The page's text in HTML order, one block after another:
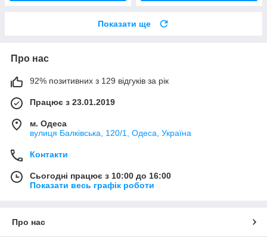
Показати ще
Про нас
92% позитивних з 129 відгуків за рік
Працює з 23.01.2019
м. Одеса
вулиця Балківська, 120/1, Одеса, Україна
Контакти
Сьогодні працює з 10:00 до 16:00
Показати весь графік роботи
Про нас